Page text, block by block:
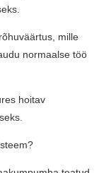
mille
normaalse töö
hoitav